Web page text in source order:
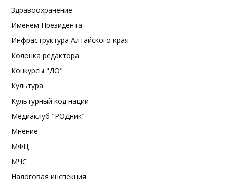
Здравоохранение
Именем Президента
Инфраструктура Алтайского края
Колонка редактора
Конкурсы "ДО"
Культура
Культурный код нации
Медиаклуб "РОДник"
Мнение
МФЦ
МЧС
Налоговая инспекция